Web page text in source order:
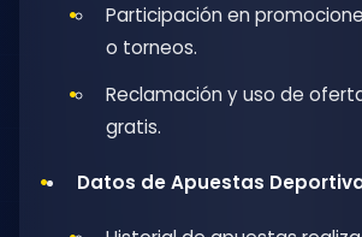
Participación en
o torneos.
Reclamación y uso de
gratis.
Datos de Apuestas